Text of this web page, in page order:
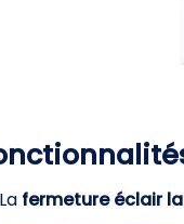
La fermeture éclair